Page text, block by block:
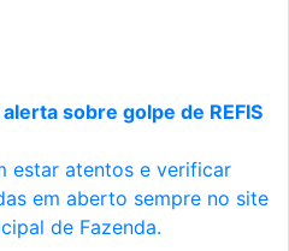
sobre golpe de REFIS
estar atentos e verificar
em aberto sempre no site
de Fazenda.